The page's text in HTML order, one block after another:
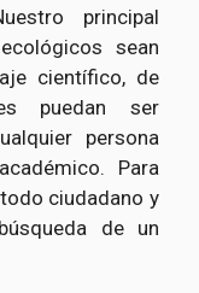
principal
sean
científico, de
puedan ser
persona
Para
ciudadano y
de un